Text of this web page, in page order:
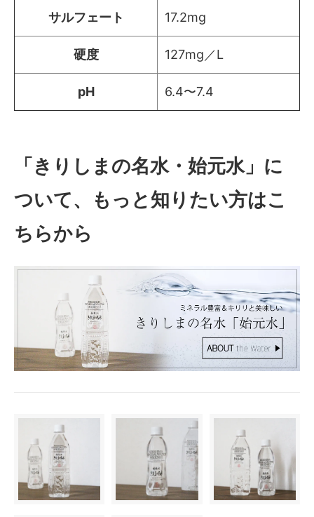
サルフェート 17.2mg
硬度 127mg／L
pH 6.4〜7.4
「きりしまの名水・始元水」に
ついて、もっと知りたい方はこ
ちらから